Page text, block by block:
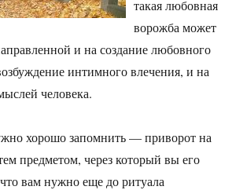
такая любовная
ворожба может
и на создание любовного
интимного влечения, и на
человека.
хорошо запомнить — приворот на
предметом, через который вы его
вам нужно еще до ритуала